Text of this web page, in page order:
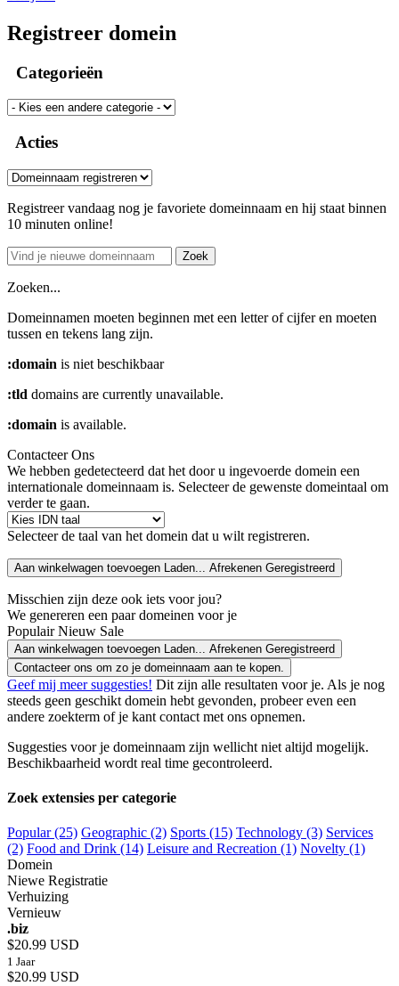
Registreer domein
Categorieën
Acties
Registreer vandaag nog je favoriete domeinnaam en hij staat binnen
10 minuten online!
Zoek
Zoeken...
Domeinnamen moeten beginnen met een letter of cijferen moeten
tussen en tekens lang zijn.
:domain is niet beschikbaar
:tld domains are currently unavailable.
:domain is available.
Contacteer Ons
We hebben gedetecteerd dat het door u ingevoerde domein een
internationale domeinnaam is. Selecteer de gewenste domeintaal om
verder te gaan.
Selecteer de taal van het domein dat u wilt registreren.
Aan winkelwagen toevoegen Laden... Afrekenen Geregistreerd
Misschien zijn deze ook iets voor jou?
We genereren een paar domeinen voor je
Populair Nieuw Sale
Aan winkelwagen toevoegen Laden... Afrekenen Geregistreerd
Contacteer ons om zo je domeinnaam aan te kopen.
Geef mij meer suggesties! Dit zijn alle resultaten voor je. Als je nog
steeds geen geschikt domein hebt gevonden, probeer even een
andere zoekterm of je kant contact met ons opnemen.
Suggesties voor je domeinnaam zijn wellicht niet altijd mogelijk.
Beschikbaarheid wordt real time gecontroleerd.
Zoek extensies per categorie
Popular (25) Geographic (2) Sports (15) Technology (3) Services
(2) Food and Drink (14) Leisure and Recreation (1) Novelty (1)
Domein
Niewe Registratie
Verhuizing
Vernieuw
.biz
$20.99 USD
1 Jaar
$20.99 USD